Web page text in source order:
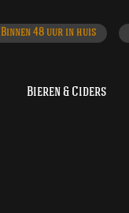
Binnen 48 uur in huis
Bieren & Ciders